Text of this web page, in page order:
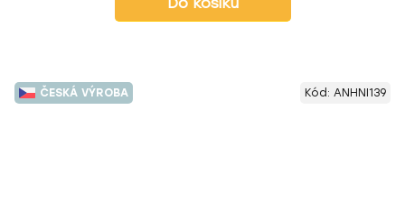
ČESKÁ VÝROBA Kód: ANHNI139